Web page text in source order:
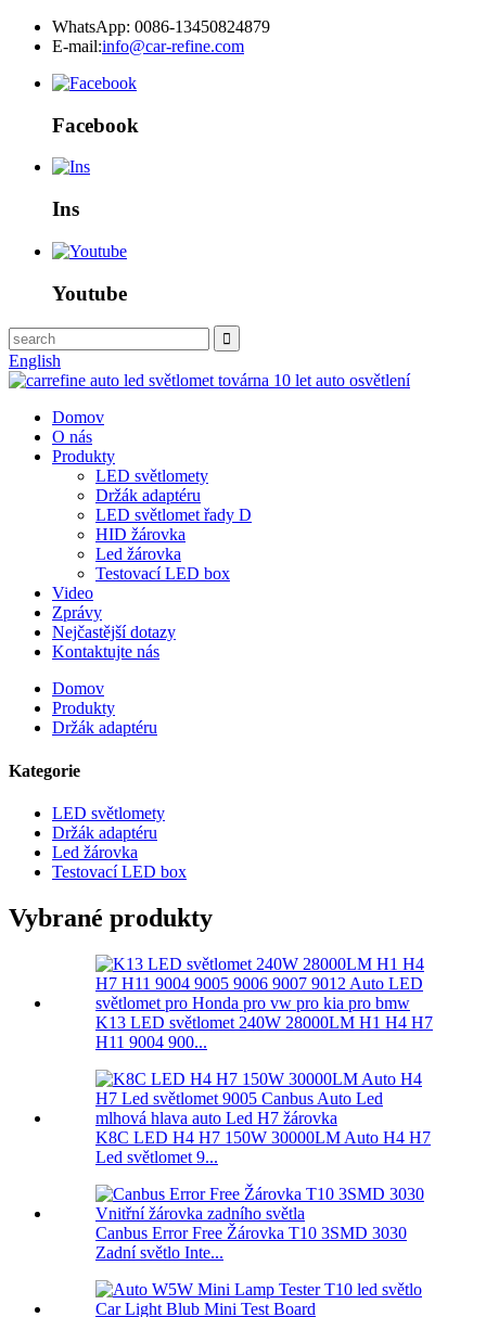
WhatsApp: 0086-13450824879
E-mail:info@car-refine.com
Facebook
Ins
Youtube
English
Domov
O nás
Produkty
LED světlomety
Držák adaptéru
LED světlomet řady D
HID žárovka
Led žárovka
Testovací LED box
Video
Zprávy
Nejčastější dotazy
Kontaktujte nás
Domov
Produkty
Držák adaptéru
Kategorie
LED světlomety
Držák adaptéru
Led žárovka
Testovací LED box
Vybrané produkty
K13 LED světlomet 240W 28000LM H1 H4 H7
H11 9004 900...
K8C LED H4 H7 150W 30000LM Auto H4 H7
Led světlomet 9...
Canbus Error Free Žárovka T10 3SMD 3030
Zadní světlo Inte...